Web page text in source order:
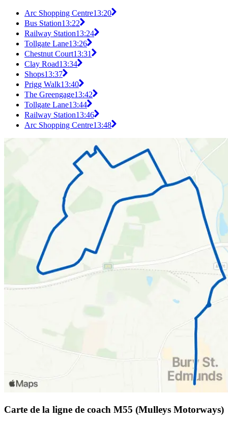
Arc Shopping Centre13:20
Bus Station13:22
Railway Station13:24
Tollgate Lane13:26
Chestnut Court13:31
Clay Road13:34
Shops13:37
Prigg Walk13:40
The Greengage13:42
Tollgate Lane13:44
Railway Station13:46
Arc Shopping Centre13:48
Carte de la ligne de coach M55 (Mulleys Motorways)